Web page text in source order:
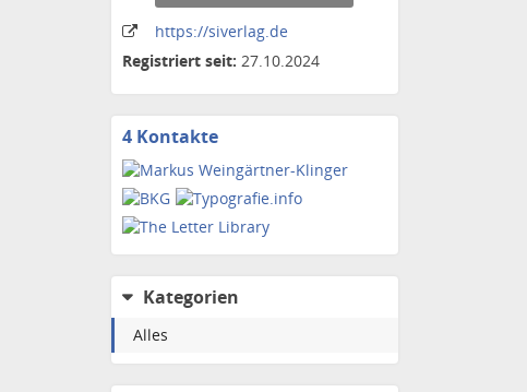
https://siverlag.de
Registriert seit: 27.10.2024
4 KontakteKontakte
Kategorien
Alles